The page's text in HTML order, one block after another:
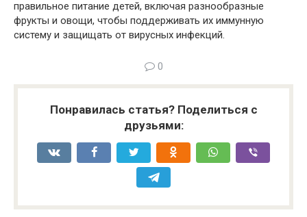
правильное питание детей, включая разнообразные
фрукты и овощи, чтобы поддерживать их иммунную
систему и защищать от вирусных инфекций.
0
Понравилась статья? Поделиться с
друзьями: